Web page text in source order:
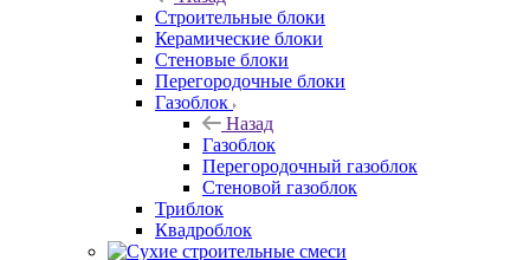
Строительные блоки
Керамические блоки
Стеновые блоки
Перегородочные блоки
Газоблок
Назад
Газоблок
Перегородочный газоблок
Стеновой газоблок
Триблок
Квадроблок